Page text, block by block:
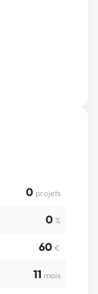
0 projets
0 %
60 €
11 mois